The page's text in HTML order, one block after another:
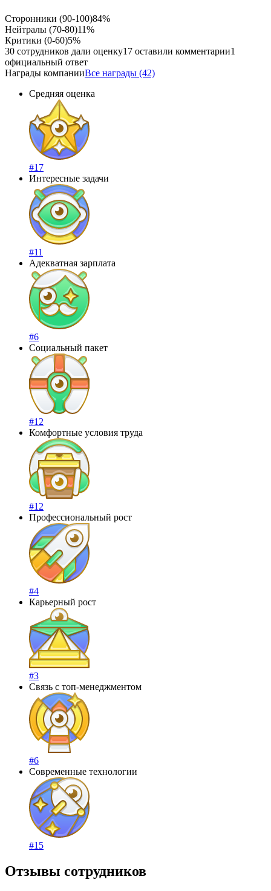
Сторонники (90-100)84%
Нейтралы (70-80)11%
Критики (0-60)5%
30 сотрудников дали оценку17 оставили комментарии1
официальный ответ
Награды компанииВсе награды (42)
Средняя оценка
#17
Интересные задачи
#11
Адекватная зарплата
#6
Социальный пакет
#12
Комфортные условия труда
#12
Профессиональный рост
#4
Карьерный рост
#3
Связь с топ-менеджментом
#6
Современные технологии
#15
Отзывы сотрудников